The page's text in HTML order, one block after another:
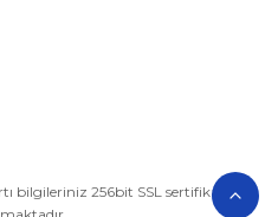
bilgileriniz 256bit SSL sertifikası ile